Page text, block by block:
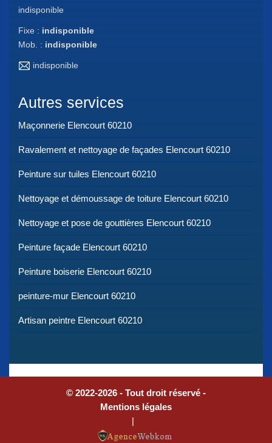
indisponible
Fixe : indisponible
Mob. : indisponible
indisponible
Autres services
Maçonnerie Elencourt 60210
Ravalement et nettoyage de façades Elencourt 60210
Peinture sur tuiles Elencourt 60210
Nettoyage et démoussage de toiture Elencourt 60210
Nettoyage et pose de gouttières Elencourt 60210
Peinture façade Elencourt 60210
Peinture boiserie Elencourt 60210
peinture-mur Elencourt 60210
Artisan peintre Elencourt 60210
© 2022-2026 - Tout droit réservé -
Mentions légales
|